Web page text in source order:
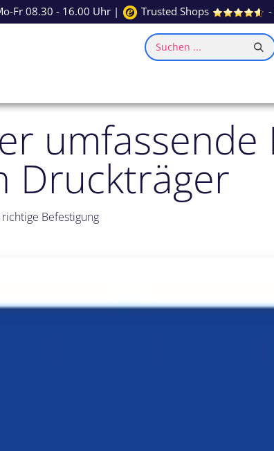
Fr 08.30 - 16.00 Uhr | Trusted Shops
Suchen ...
umfassende
Druckträger
Befestigung